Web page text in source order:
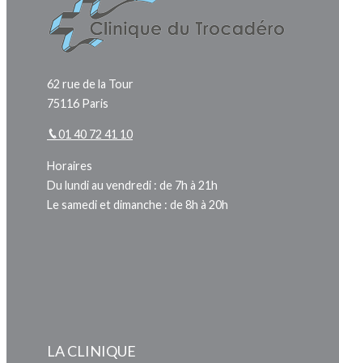
62 rue de la Tour
75116 Paris
01 40 72 41 10
Horaires
Du lundi au vendredi : de 7h à 21h
Le samedi et dimanche : de 8h à 20h
LA CLINIQUE